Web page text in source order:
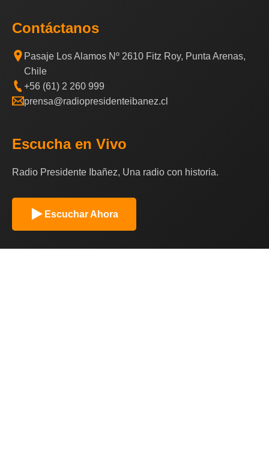
Contáctanos
Pasaje Los Alamos Nº 2610 Fitz Roy, Punta Arenas,
Chile
+56 (61) 2 260 999
prensa@radiopresidenteibanez.cl
Escucha en Vivo
Radio Presidente Ibañez, Una radio con historia.
Escuchar Ahora